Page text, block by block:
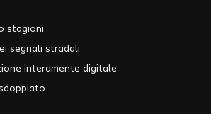
stagioni
segnali stradali
interamente digitale